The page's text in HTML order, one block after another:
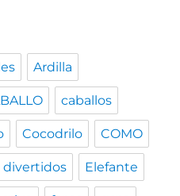
Ardilla
caballos
Cocodrilo COMO
divertidos Elefante